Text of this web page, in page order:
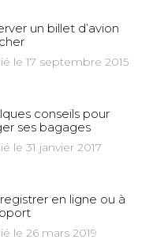
un billet d’avion
le 17 septembre 2015
conseils pour
ses bagages
le 31 janvier 2017
en ligne ou à
le 26 mars 2019